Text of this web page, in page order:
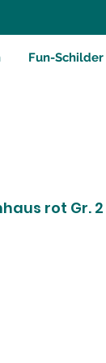
Fun-Schilder
rot Gr. 2